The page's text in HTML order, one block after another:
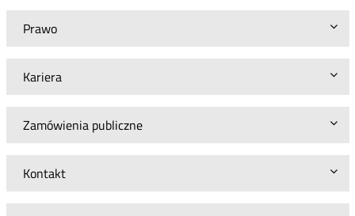
Prawo
Kariera
Zamówienia publiczne
Kontakt